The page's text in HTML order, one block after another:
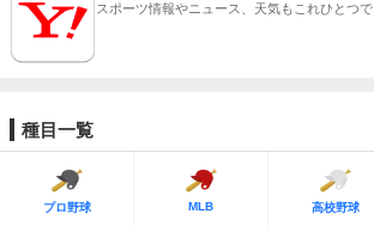
スポーツ情報やニュース、天気もこれひとつで
種目一覧
プロ野球 MLB 高校野球